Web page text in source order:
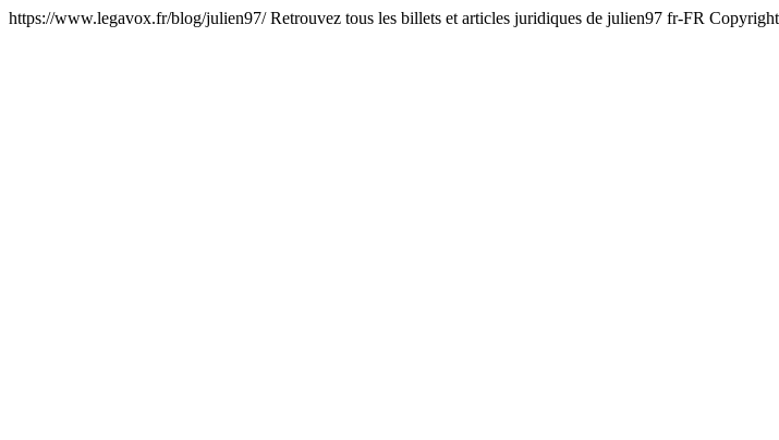
https://www.legavox.fr/blog/julien97/Retrouvez tous les billets et articles juridiques de julien97 fr-FR